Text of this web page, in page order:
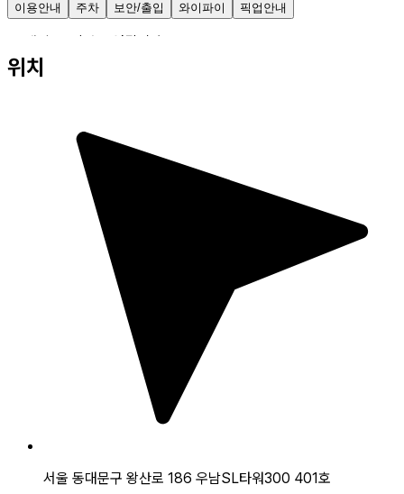
이용안내 주차 보안/출입 와이파이 픽업안내
위치
서울 동대문구 왕산로 186 우남SL타워300 401호